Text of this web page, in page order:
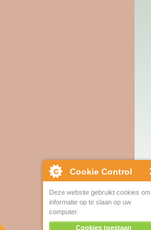
Cookie Control
Deze website gebruikt cookies om
informatie op te slaan op uw
computer.
Cookies toestaan